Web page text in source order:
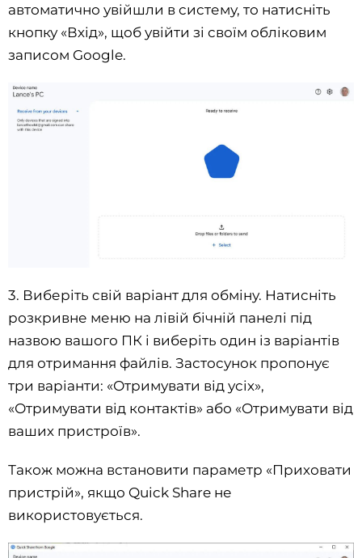
автоматично увійшли в систему, то натисніть
кнопку «Вхід», щоб увійти зі своїм обліковим
записом Google.
3. Виберіть свій варіант для обміну. Натисніть
розкривне меню на лівій бічній панелі під
назвою вашого ПК і виберіть один із варіантів
для отримання файлів. Застосунок пропонує
три варіанти: «Отримувати від усіх»,
«Отримувати від контактів» або «Отримувати від
ваших пристроїв».
Також можна встановити параметр «Приховати
пристрій», якщо Quick Share не
використовується.